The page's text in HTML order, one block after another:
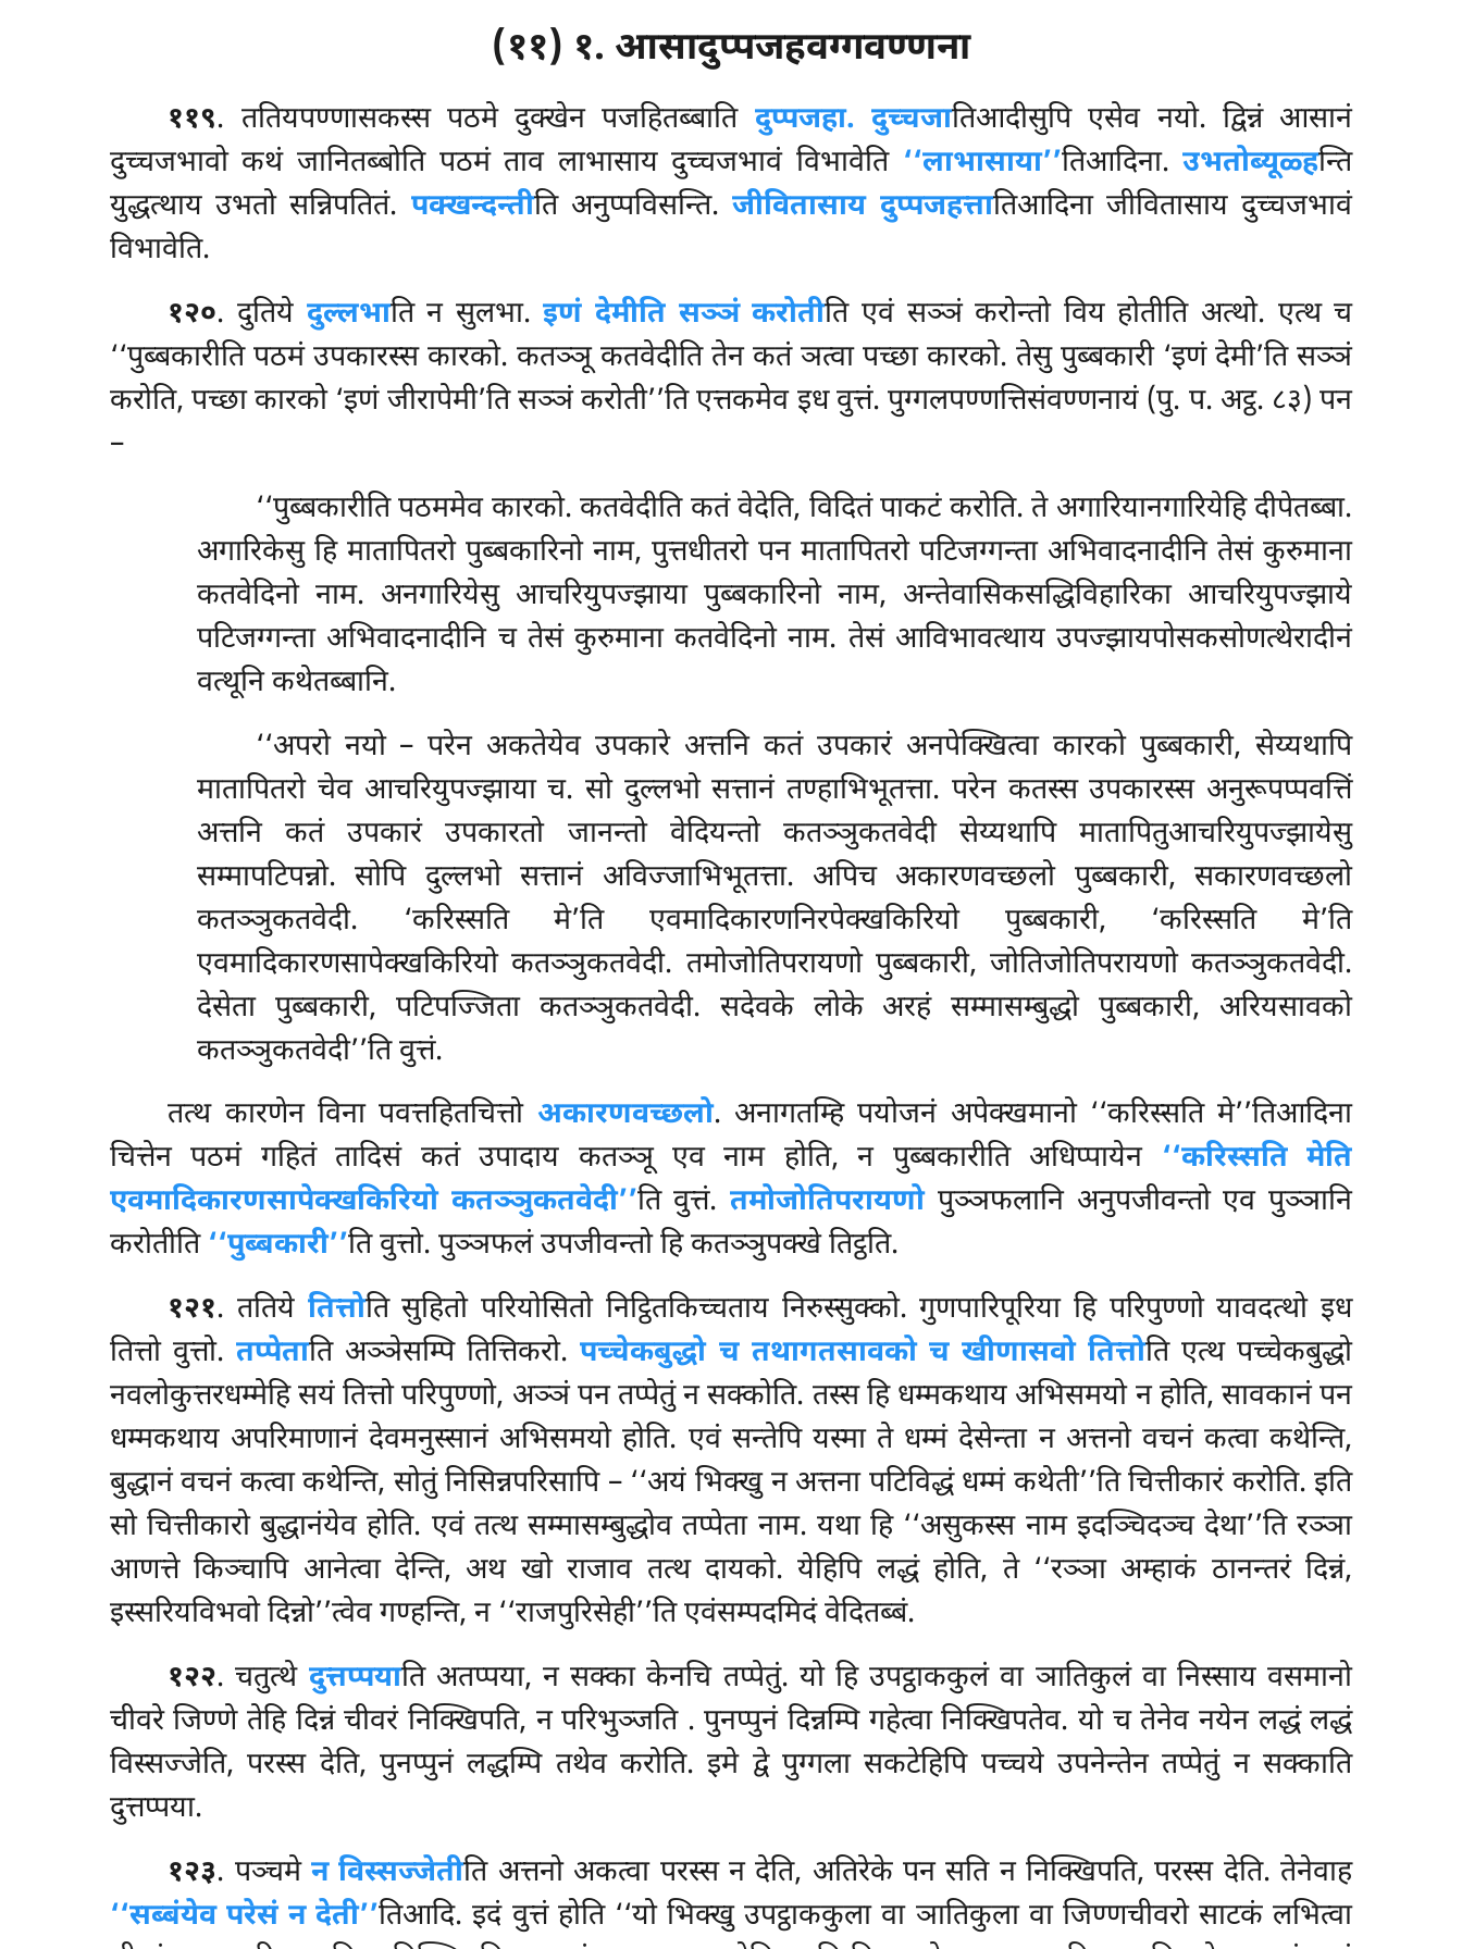
(११) १. आसादुप्पजहवग्गवण्णना
११९. ततियपण्णासकस्स पठमे दुक्खेन पजहितब्बाति दुप्पजहा. दुच्चजातिआदीसुपि एसेव नयो. द्विन्नं आसानं
दुच्चजभावो कथं जानितब्बोति पठमं ताव लाभासाय दुच्चजभावं विभावेति ‘‘लाभासाया’’तिआदिना.उभतोब्यूळ्हन्ति
युद्धत्थाय उभतो सन्निपतितं. पक्खन्दन्तीति अनुप्पविसन्ति.जीवितासाय दुप्पजहत्तातिआदिना जीवितासाय दुच्चजभावं
विभावेति.
१२०. दुतिये दुल्लभाति न सुलभा.इणं देमीति सञ्ञं करोतीति एवं सञ्ञं करोन्तो विय होतीति अत्थो. एत्थ च
‘‘पुब्बकारीति पठमं उपकारस्स कारको. कतञ्ञू कतवेदीति तेन कतं ञत्वा पच्छा कारको. तेसु पुब्बकारी ‘इणं देमी’ति सञ्ञं
करोति, पच्छा कारको ‘इणं जीरापेमी’ति सञ्ञं करोती’’ति एत्तकमेव इध वुत्तं. पुग्गलपण्णत्तिसंवण्णनायं (पु. प. अट्ठ. ८३) पन
–
‘‘पुब्बकारीति पठममेव कारको. कतवेदीति कतं वेदेति, विदितं पाकटं करोति. ते अगारियानगारियेहि दीपेतब्बा.
अगारिकेसु हि मातापितरो पुब्बकारिनो नाम, पुत्तधीतरो पन मातापितरो पटिजग्गन्ता अभिवादनादीनि तेसं कुरुमाना
कतवेदिनो नाम. अनगारियेसु आचरियुपज्झाया पुब्बकारिनो नाम, अन्तेवासिकसद्धिविहारिका आचरियुपज्झाये
पटिजग्गन्ता अभिवादनादीनि च तेसं कुरुमाना कतवेदिनो नाम. तेसं आविभावत्थाय उपज्झायपोसकसोणत्थेरादीनं
वत्थूनि कथेतब्बानि.
‘‘अपरो नयो – परेन अकतेयेव उपकारे अत्तनि कतं उपकारं अनपेक्खित्वा कारको पुब्बकारी, सेय्यथापि
मातापितरो चेव आचरियुपज्झाया च. सो दुल्लभो सत्तानं तण्हाभिभूतत्ता. परेन कतस्स उपकारस्स अनुरूपप्पवत्तिं
अत्तनिकतं उपकारं उपकारतो जानन्तो वेदियन्तो कतञ्ञुकतवेदी सेय्यथापि मातापितुआचरियुपज्झायेसु
सम्मापटिपन्नो. सोपि दुल्लभो सत्तानं अविज्जाभिभूतत्ता. अपिच अकारणवच्छलो पुब्बकारी, सकारणवच्छलो
कतञ्ञुकतवेदी. ‘करिस्सति मे’ति एवमादिकारणनिरपेक्खकिरियो पुब्बकारी, ‘करिस्सति मे’ति
एवमादिकारणसापेक्खकिरियो कतञ्ञुकतवेदी. तमोजोतिपरायणो पुब्बकारी, जोतिजोतिपरायणो कतञ्ञुकतवेदी.
देसेता पुब्बकारी, पटिपज्जिता कतञ्ञुकतवेदी. सदेवके लोके अरहं सम्मासम्बुद्धो पुब्बकारी, अरियसावको
कतञ्ञुकतवेदी’’ति वुत्तं.
तत्थ कारणेन विना पवत्तहितचित्तो अकारणवच्छलो. अनागतम्हि पयोजनं अपेक्खमानो ‘‘करिस्सति मे’’तिआदिना
चित्तेन पठमं गहितं तादिसं कतं उपादाय कतञ्ञू एव नाम होति, न पुब्बकारीति अधिप्पायेन ‘‘करिस्सति मेति
एवमादिकारणसापेक्खकिरियो कतञ्ञुकतवेदी’’ति वुत्तं.तमोजोतिपरायणोपुञ्ञफलानि अनुपजीवन्तो एव पुञ्ञानि
करोतीति ‘‘पुब्बकारी’’ति वुत्तो. पुञ्ञफलं उपजीवन्तो हि कतञ्ञुपक्खे तिट्ठति.
१२१. ततिये तित्तोति सुहितो परियोसितो निट्ठितकिच्चताय निरुस्सुक्को. गुणपारिपूरिया हि परिपुण्णो यावदत्थो इध
तित्तो वुत्तो.तप्पेताति अञ्ञेसम्पि तित्तिकरो.पच्चेकबुद्धो च तथागतसावको च खीणासवो तित्तोति एत्थ पच्चेकबुद्धो
नवलोकुत्तरधम्मेहि सयं तित्तो परिपुण्णो, अञ्ञं पन तप्पेतुं न सक्कोति. तस्स हि धम्मकथाय अभिसमयो न होति, सावकानं पन
धम्मकथाय अपरिमाणानं देवमनुस्सानं अभिसमयो होति. एवं सन्तेपि यस्मा ते धम्मं देसेन्ता न अत्तनो वचनं कत्वा कथेन्ति,
बुद्धानं वचनं कत्वा कथेन्ति, सोतुं निसिन्नपरिसापि – ‘‘अयं भिक्खु न अत्तना पटिविद्धं धम्मं कथेती’’ति चित्तीकारं करोति. इति
सो चित्तीकारो बुद्धानंयेव होति. एवं तत्थ सम्मासम्बुद्धोव तप्पेता नाम. यथा हि ‘‘असुकस्स नाम इदञ्चिदञ्च देथा’’ति रञ्ञा
आणत्तेकिञ्चापि आनेत्वा देन्ति, अथ खो राजाव तत्थ दायको. येहिपि लद्धं होति, ते ‘‘रञ्ञा अम्हाकं ठानन्तरं दिन्नं,
इस्सरियविभवो दिन्नो’’त्वेव गण्हन्ति, न ‘‘राजपुरिसेही’’ति एवंसम्पदमिदं वेदितब्बं.
१२२. चतुत्थे दुत्तप्पयाति अतप्पया, न सक्का केनचि तप्पेतुं. यो हि उपट्ठाककुलं वा ञातिकुलं वा निस्साय वसमानो
चीवरे जिण्णे तेहि दिन्नं चीवरं निक्खिपति, न परिभुञ्जति . पुनप्पुनं दिन्नम्पि गहेत्वा निक्खिपतेव. यो च तेनेव नयेन लद्धं लद्धं
विस्सज्जेति, परस्स देति, पुनप्पुनं लद्धम्पि तथेव करोति. इमे द्वे पुग्गला सकटेहिपि पच्चये उपनेन्तेन तप्पेतुं न सक्काति
दुत्तप्पया.
१२३. पञ्चमेन विस्सज्जेतीति अत्तनो अकत्वा परस्स न देति, अतिरेके पन सति न निक्खिपति, परस्स देति. तेनेवाह
‘‘सब्बंयेव परेसं न देती’’तिआदि. इदं वुत्तं होति ‘‘यो भिक्खु उपट्ठाककुला वा ञातिकुला वा जिण्णचीवरो साटकं लभित्वा